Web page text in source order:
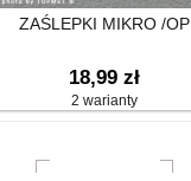
ZAŚLEPKI MIKRO /OP
18,99 zł
2 warianty